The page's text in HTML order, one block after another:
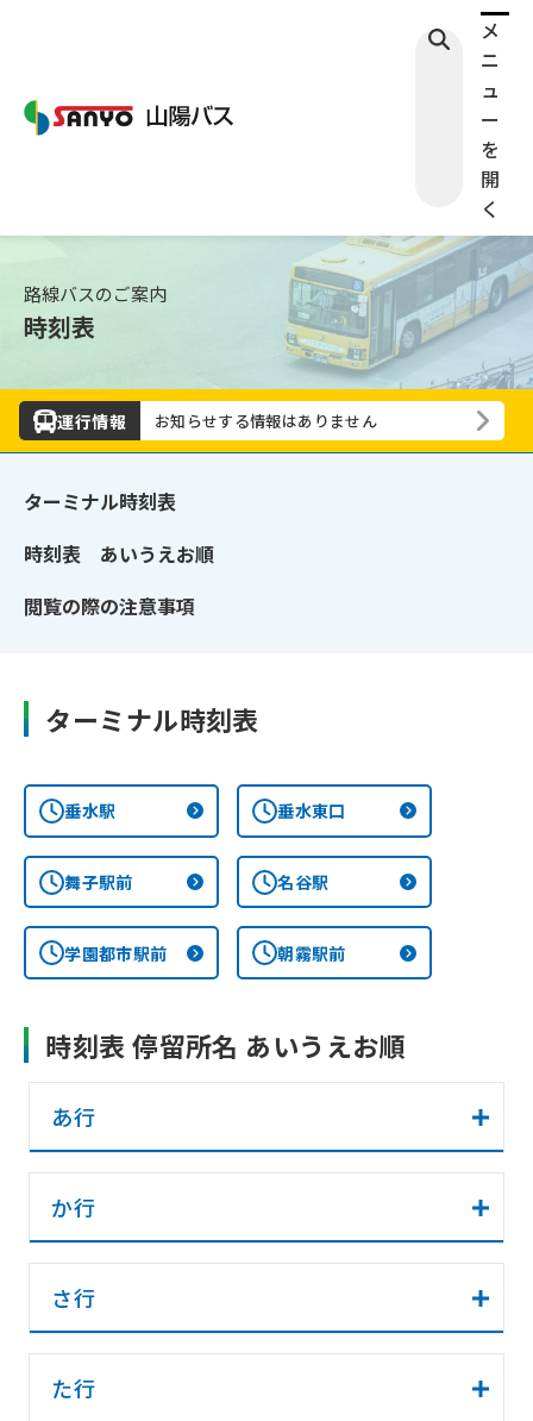
メ
ニ
ュ
ー
を
開
く
路線バスのご案内
時刻表
運行情報 お知らせする情報はありません
ターミナル時刻表
時刻表 あいうえお順
閲覧の際の注意事項
ターミナル時刻表
垂水駅 垂水東口
舞子駅前 名谷駅
学園都市駅前 朝霧駅前
時刻表 停留所名 あいうえお順
あ行
か行
さ行
た行